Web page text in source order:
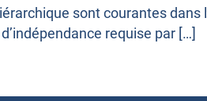
sont courantes
requise par […]